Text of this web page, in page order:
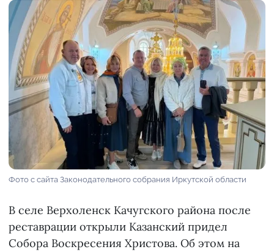
Фото с сайта Законодательного собрания Иркутской области
В селе Верхоленск Качугского района после
реставрации открыли Казанский придел
Собора Воскресения Христова. Об этом на